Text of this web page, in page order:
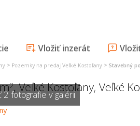
Vložiť inzerát
> Pozemky na predaj Veľké Kostoľany > Stavebný
2,Veľké Kostoľany, Veľké
2 fotografie v galérii